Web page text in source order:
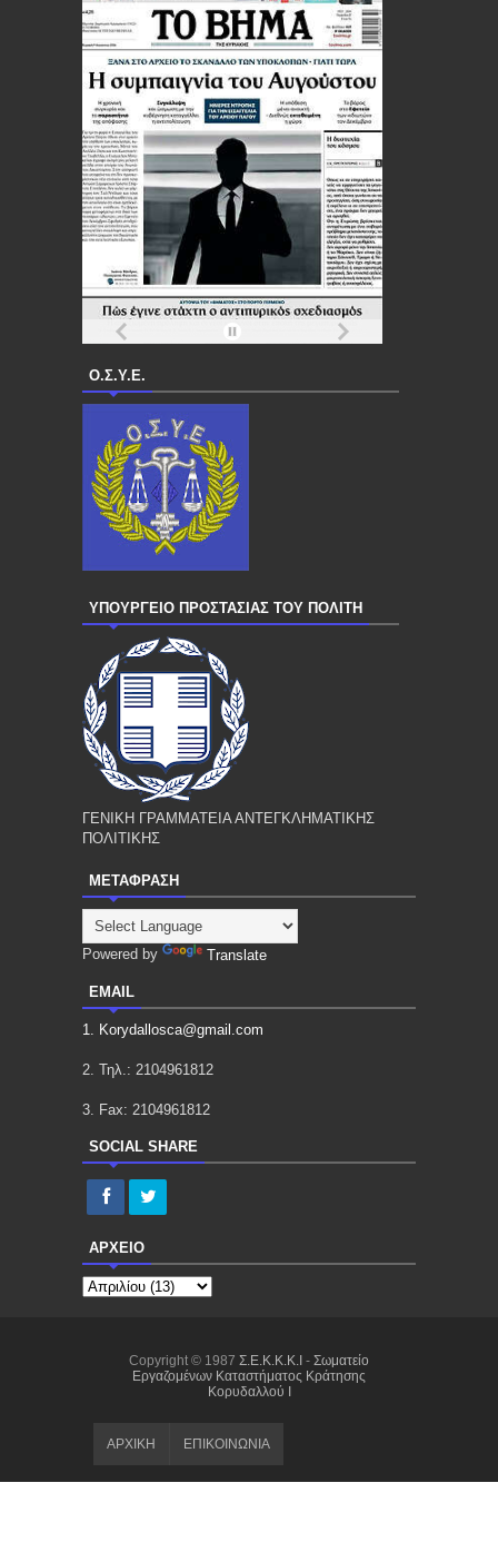
Ο.Σ.Υ.Ε.
ΥΠΟΥΡΓΕΙΟ ΠΡΟΣΤΑΣΙΑΣ ΤΟΥ ΠΟΛΙΤΗ
ΓΕΝΙΚΗ ΓΡΑΜΜΑΤΕΙΑ ΑΝΤΕΓΚΛΗΜΑΤΙΚΗΣ
ΠΟΛΙΤΙΚΗΣ
ΜΕΤΑΦΡΑΣΗ
Powered by Translate
EMAIL
1. Korydallosca@gmail.com
2. Τηλ.: 2104961812
3. Fax: 2104961812
SOCIAL SHARE
ΑΡΧΕΙΟ
Copyright © 1987 Σ.E.K.K.K.I - Σωματείο
Εργαζομένων Καταστήματος Κράτησης
Κορυδαλλού I
ΑΡΧΙΚΗ ΕΠΙΚΟΙΝΩΝΙΑ